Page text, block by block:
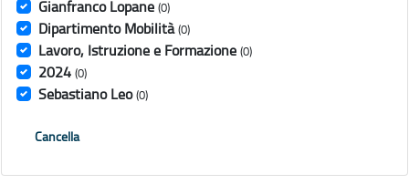
Gianfranco Lopane (0)
Dipartimento Mobilità (0)
Lavoro, Istruzione e Formazione (0)
2024 (0)
Sebastiano Leo (0)
Cancella